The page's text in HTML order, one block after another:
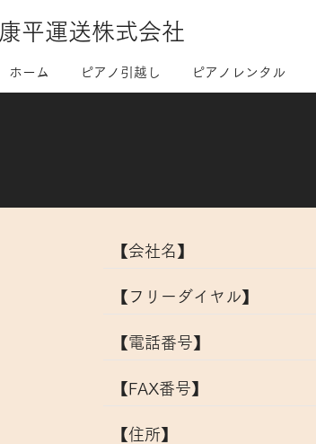
康平運送株式会社
ホーム ピアノ引越し ピアノレンタル
​【会社名】
​【フリーダイヤル】
【電話番号】
【FAX番号】
【住所】